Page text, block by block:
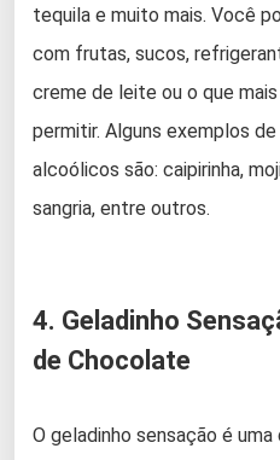
tequila e muito mais. Você
com frutas, sucos,
creme de leite ou o que mais
permitir. Alguns exemplos
alcoólicos são: caipirinha,
sangria, entre outros.
4. Geladinho
de Chocolate
O geladinho sensação é